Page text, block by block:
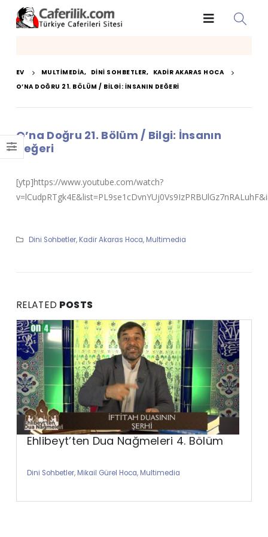
EV MULTIMEDIA, DINI SOHBETLER, KADIR AKARAS HOCA
O’NA DOĞRU 21. BÖLÜM / BILGI: İNSANIN DEĞERI
O’na Doğru 21. Bölüm / Bilgi: İnsanın
Değeri
[ytp]https://www.youtube.com/watch?
Dini Sohbetler, Kadir Akaras Hoca, Multimedia
RELATED POSTS
Ehlibeyt’ten Dua Nağmeleri 4. Bölüm
Dini Sohbetler, Mikail Gürel Hoca, Multimedia